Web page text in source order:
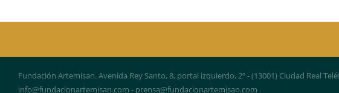
Fundación Artemisan. Avenida Rey Santo, 8, portal izquierdo, 2º - (13001) Ciudad Real
info@fundacionartemisan.com - prensa@fundacionartemisan.com